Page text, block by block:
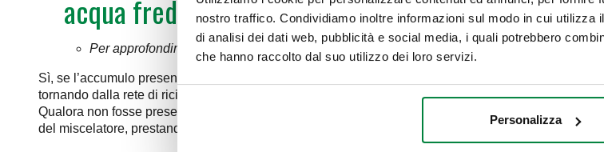
nostro traffico. Condividiamo inoltre informazioni sul modo in cui
di analisi dei dati web, pubblicità e social media, i quali potrebbero
che hanno raccolto dal suo utilizzo dei loro servizi.
Personalizza
acqua fredda del miscelatore?
Per approfondimenti sulle reti di ricircolo consigliamo la consultazione di Idraulica 53
Sì, se l’accumulo presenta l’attacco ricircolo è fondamentale andare a chiudere il ricircolo sia
tornando dalla rete di ricircolo si è parzialmente raffreddata e quindi per riportarla alla temperatura
Qualora non fosse presente l’attacco ricircolo all’accumulo bisogna fare in modo che il ricircolo si
del miscelatore, prestando attenzione alla disposizione delle valvole di ritegno, come si vede nello